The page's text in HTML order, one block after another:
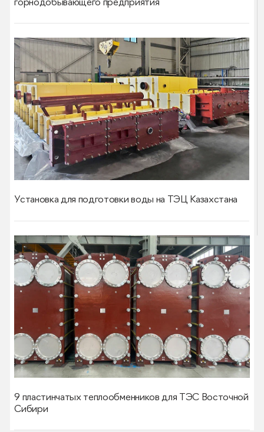
горнодобывающего предприятия
Установка для подготовки воды на ТЭЦ Казахстана
9 пластинчатых теплообменников для ТЭС Восточной
Сибири